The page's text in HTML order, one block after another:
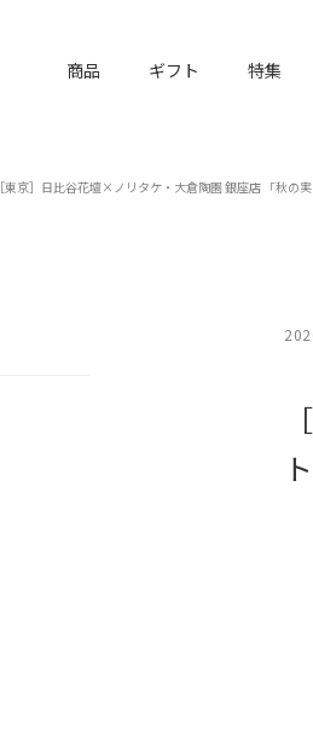
商品 ギフト 特集
［東京］日比谷花壇×ノリタケ・大倉陶園 銀座店 「秋の